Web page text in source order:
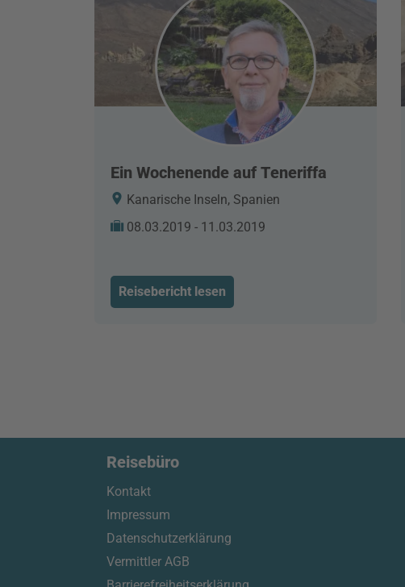
Ein Wochenende auf Teneriffa
Kanarische Inseln, Spanien
08.03.2019 - 11.03.2019
Reisebericht lesen
Reisebüro
Kontakt
Impressum
Datenschutzerklärung
Vermittler AGB